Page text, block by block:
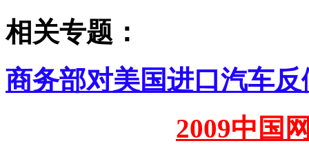
相关专题：
商务部对美国进口汽车反
2009中国